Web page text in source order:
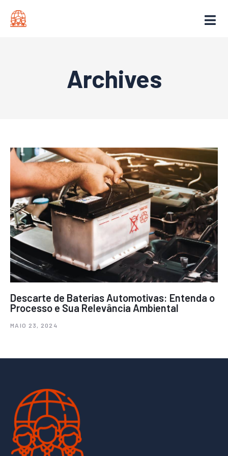
Archives
Descarte de Baterias Automotivas: Entenda o
Processo e Sua Relevância Ambiental
MAIO 23, 2024